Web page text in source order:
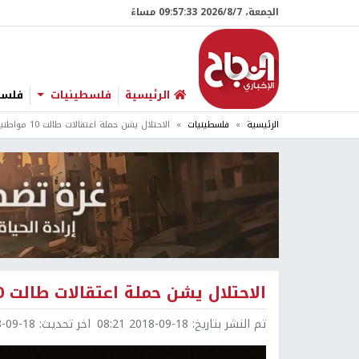
الجمعة، 7/‏8/‏2026 09:57:34 مساءً
الرئيسية فلسطينيات
الرئيسية فلسطينيات الاحتلال يشن حملة اعتقالات طالت 10 مواطنين
الاحتلال يشن حملة اعتقالات طالت 10 مواطنين
تم النشر بتاريخ: 2018-09-18 08:21 اخر تحديث: 18 09:55